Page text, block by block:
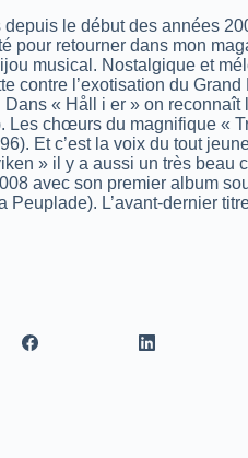
le début des années
pour retourner dans mon
musical. Nostalgique et
contre l’exotisation du
Dans « Håll i er » on
Les chœurs du magnifique «
Et c’est la voix du tout
» il y a aussi un très beau
avec son premier album
Peuplade). L’avant-dernier